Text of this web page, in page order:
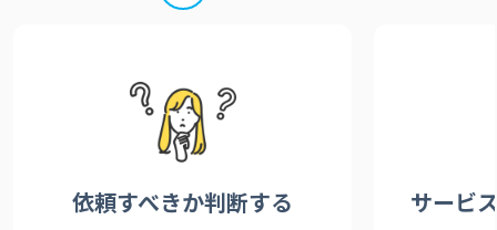
依頼すべきか判断する サービ